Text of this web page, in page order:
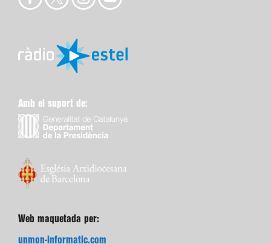
Amb el suport de:
Web maquetada per:
unmon-informatic.com